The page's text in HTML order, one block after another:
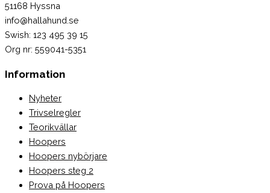
51168 Hyssna
info@hallahund.se
Swish: 123 495 39 15
Org nr: 559041-5351
Information
Nyheter
Trivselregler
Teorikvällar
Hoopers
Hoopers nybörjare
Hoopers steg 2
Prova på Hoopers